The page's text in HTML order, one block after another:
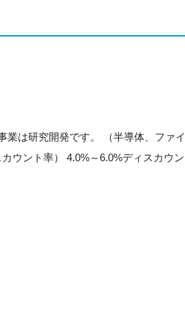
業は研究開発です。 （半導体、ファイ
ウント率） 4.0%～6.0%ディスカウン